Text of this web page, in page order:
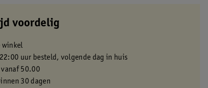
voordelig
winkel
uur besteld, volgende dag in huis
50.00
30 dagen